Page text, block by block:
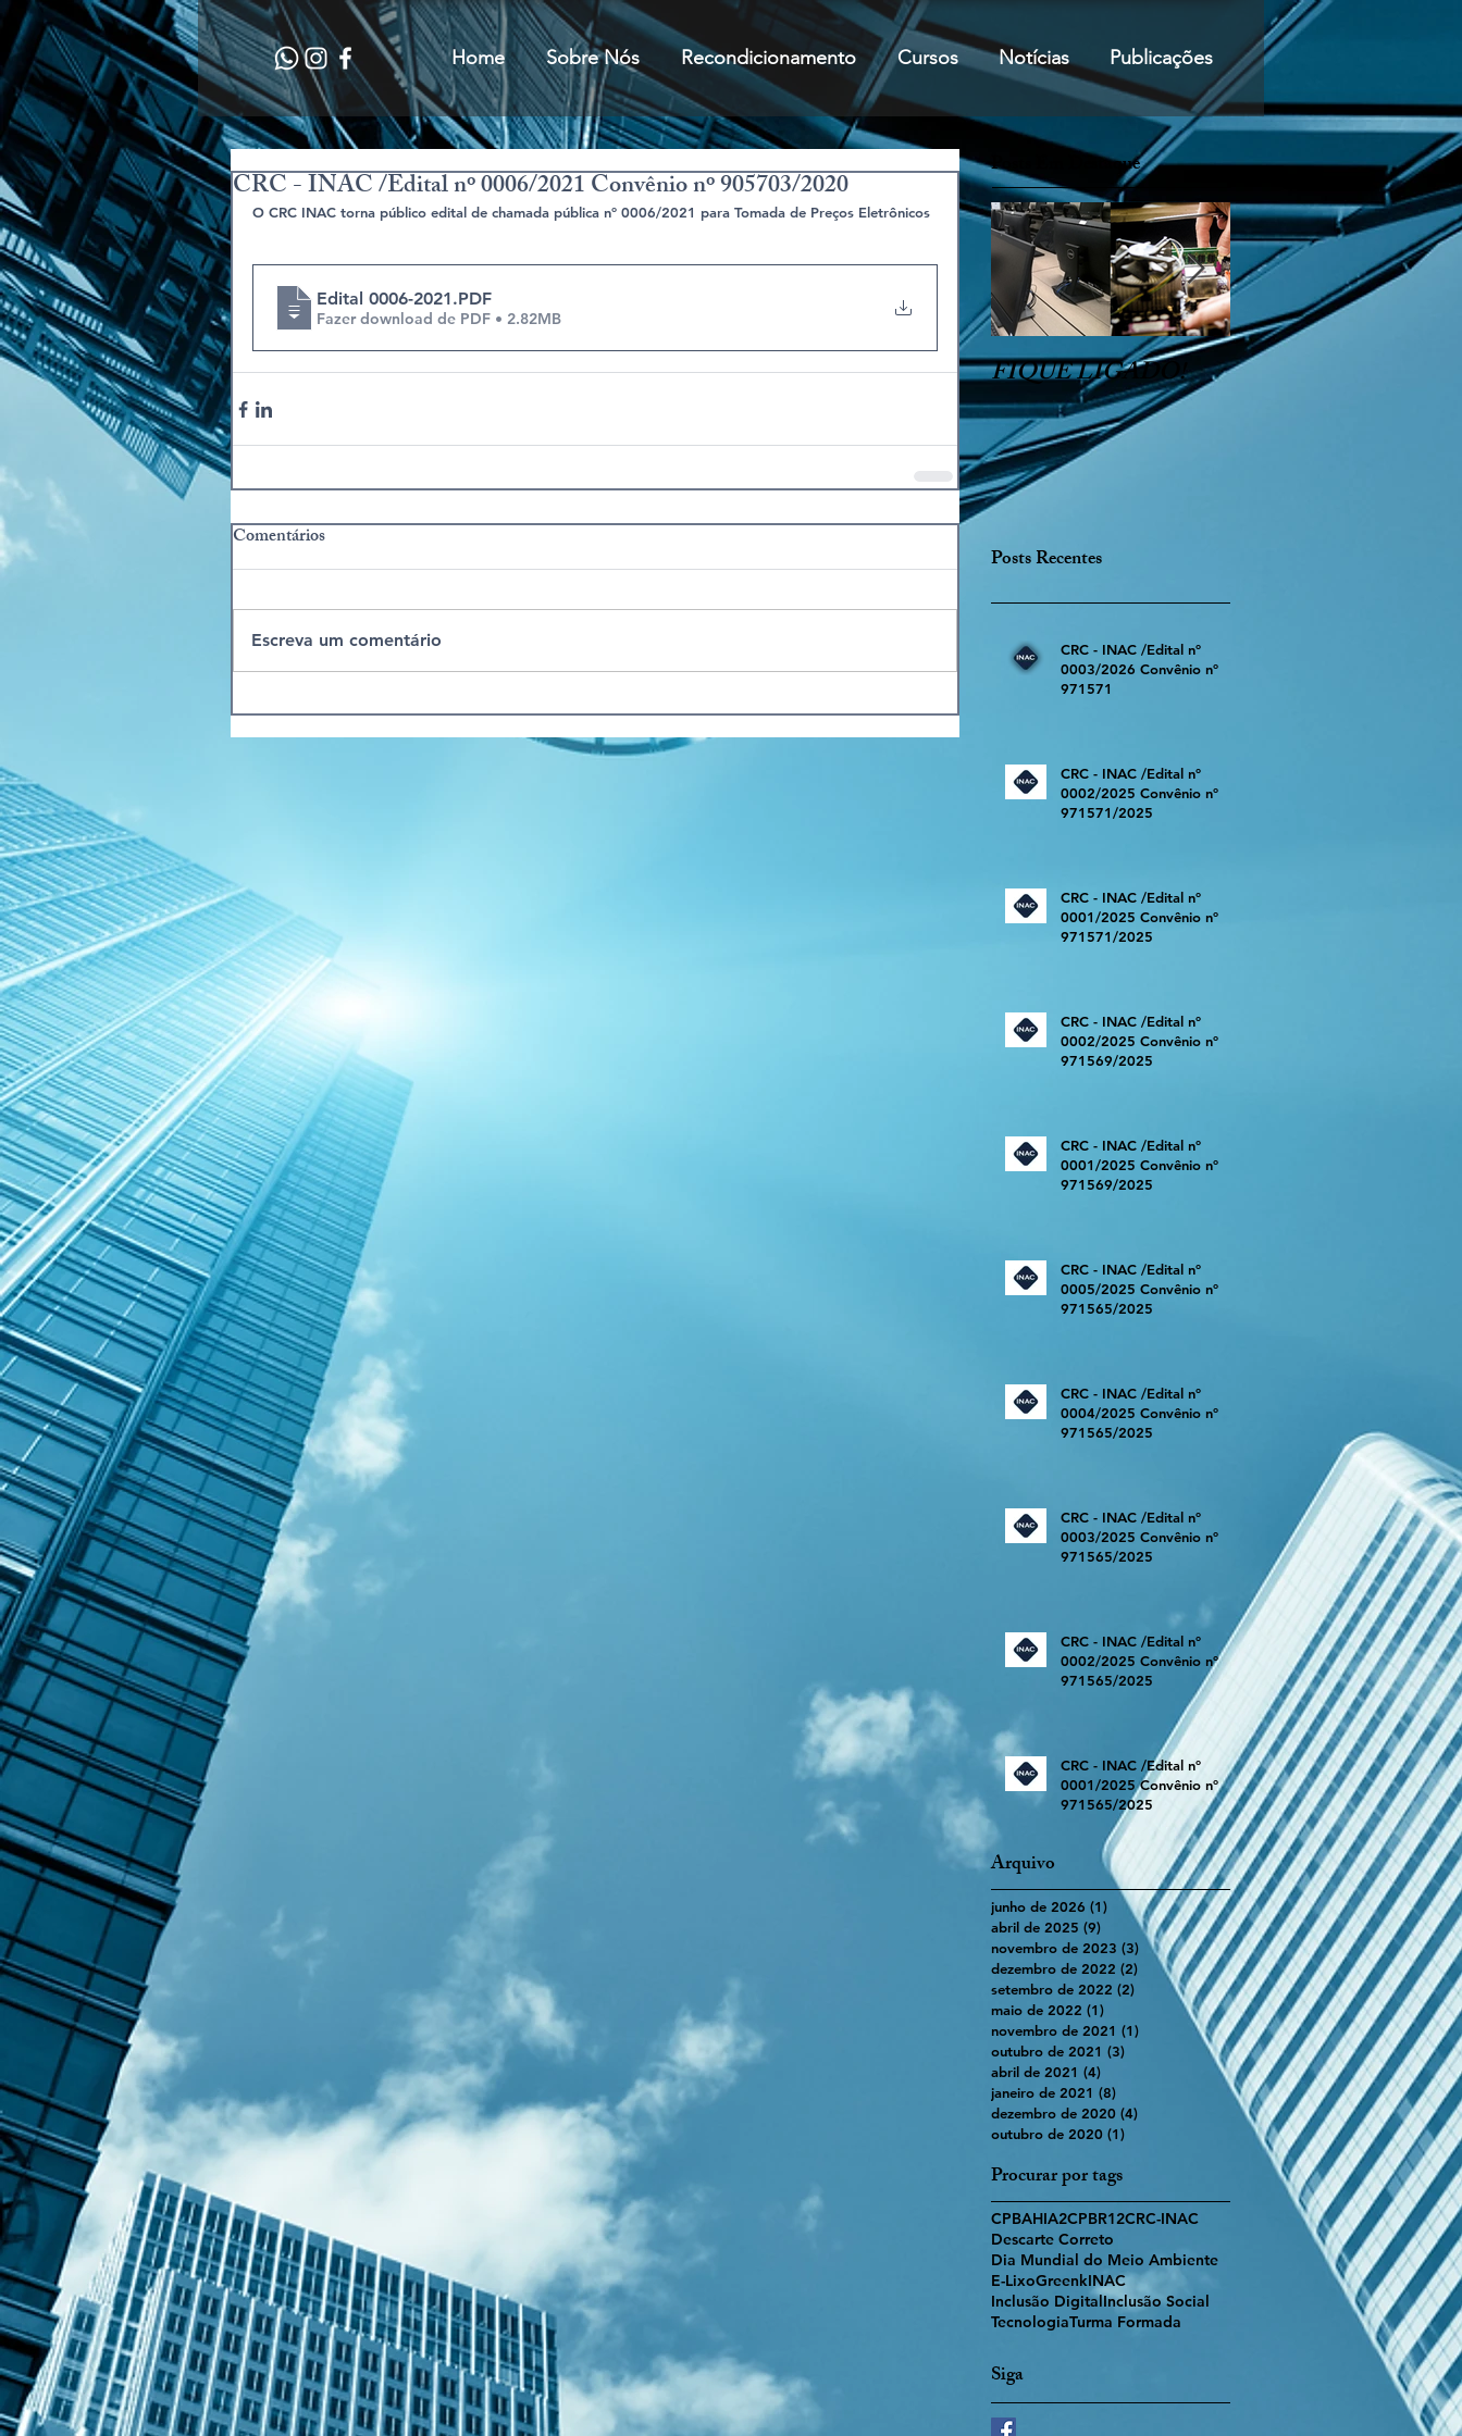
Home Sobre Nós Recondicionamento Cursos Notícias Publicações
CRC - INAC /Edital nº 0006/2021 Convênio nº 905703/2020
O CRC INAC torna público edital de chamada pública nº 0006/2021 para Tomada de Preços Eletrônicos
Edital 0006-2021.PDF
Fazer download de PDF • 2.82MB
Comentários
Escreva um comentário
Posts Em Destaque
FIQUE LIGADO!
CRC - INAC /Edital
Posts Recentes
CRC - INAC /Edital nº
0003/2026 Convênio nº
971571
CRC - INAC /Edital nº
0002/2025 Convênio nº
971571/2025
CRC - INAC /Edital nº
0001/2025 Convênio nº
971571/2025
CRC - INAC /Edital nº
0002/2025 Convênio nº
971569/2025
CRC - INAC /Edital nº
0001/2025 Convênio nº
971569/2025
CRC - INAC /Edital nº
0005/2025 Convênio nº
971565/2025
CRC - INAC /Edital nº
0004/2025 Convênio nº
971565/2025
CRC - INAC /Edital nº
0003/2025 Convênio nº
971565/2025
CRC - INAC /Edital nº
0002/2025 Convênio nº
971565/2025
CRC - INAC /Edital nº
0001/2025 Convênio nº
971565/2025
Arquivo
junho de 2026 (1) 1 post
abril de 2025 (9) 9 posts
novembro de 2023 (3) 3 posts
dezembro de 2022 (2) 2 posts
setembro de 2022 (2) 2 posts
maio de 2022 (1)
novembro de 2021 (1)
outubro de 2021 (3)
abril de 2021 (4)
janeiro de 2021 (8)
dezembro de 2020 (4)
outubro de 2020 (1)
Procurar por tags
CPBAHIA2CPBR12CRC-INAC
Descarte Correto
Dia Mundial do Meio Ambiente
E-LixoGreenkINAC
Inclusão DigitalInclusão Social
TecnologiaTurma Formada
Siga